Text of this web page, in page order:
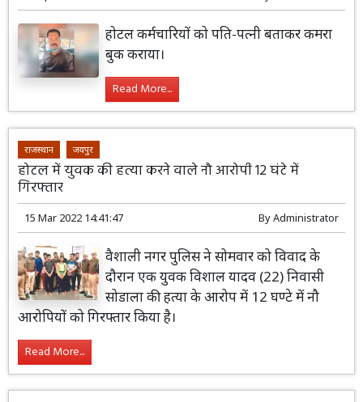
होटल कर्मचारियों को पति-पत्नी बताकर कमरा
बुक कराया।
Read More...
राजस्थान जयपुर
होटल में युवक की हत्या करने वाले नौ आरोपी 12 घंटे में
गिरफ्तार
15 Mar 2022 14:41:47 ByAdministrator
वैशाली नगर पुलिस ने सोमवार को विवाद के
दौरान एक युवक विशाल यादव (22) निवासी
सोडाला की हत्या के आरोप में 12 घण्टे में नौ
आरोपियों को गिरफ्तार किया है।
Read More...